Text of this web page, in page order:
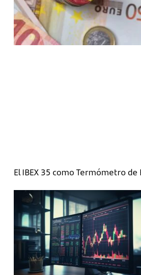
El IBEX 35 como Termómetro de